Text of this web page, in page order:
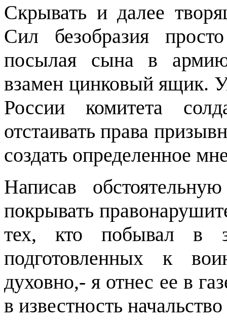
Скрывать и далее
Сил безобразия
посылая сына в
взамен цинковый ящик.
России комитета
отстаивать права
создать определенное
Написав
покрывать
тех, кто побывал в
подготовленных к
духовно,- я отнес ее в
в известность